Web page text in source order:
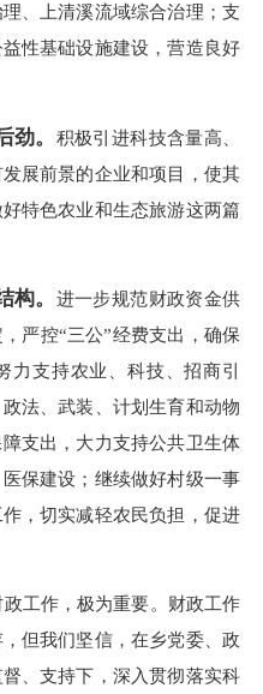
、上清溪流域综合治理；支
性基础设施建设，营造良好
劲。 积极引进科技含量高、
展前景的企业和项目，使其
特色农业和生态旅游这两篇
构。 进一步规范财政资金供
严控“三公”经费支出，确保
力支持农业、科技、招商引
法、武装、计划生育和动物
支出，大力支持公共卫生体
保建设；继续做好村级一事
，切实减轻农民负担，促进
工作，极为重要。财政工作
但我们坚信，在乡党委、政
、支持下，深入贯彻落实科